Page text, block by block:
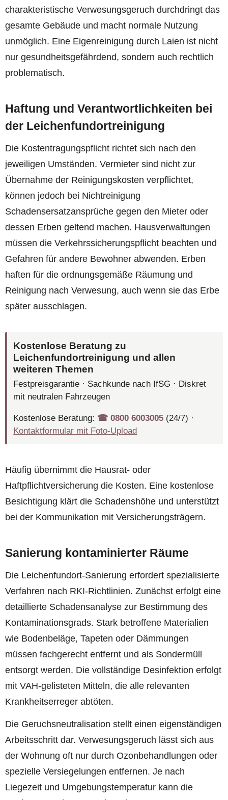
charakteristische Verwesungsgeruch durchdringt das
gesamte Gebäude und macht normale Nutzung
unmöglich. Eine Eigenreinigung durch Laien ist nicht
nur gesundheitsgefährdend, sondern auch rechtlich
problematisch.
Haftung und Verantwortlichkeiten bei
der Leichenfundortreinigung
Die Kostentragungspflicht richtet sich nach den
jeweiligen Umständen. Vermieter sind nicht zur
Übernahme der Reinigungskosten verpflichtet,
können jedoch bei Nichtreinigung
Schadensersatzansprüche gegen den Mieter oder
dessen Erben geltend machen. Hausverwaltungen
müssen die Verkehrssicherungspflicht beachten und
Gefahren für andere Bewohner abwenden. Erben
haften für die ordnungsgemäße Räumung und
Reinigung nach Verwesung, auch wenn sie das Erbe
später ausschlagen.
Kostenlose Beratung zu
Leichenfundortreinigung und allen
weiteren Themen
Festpreisgarantie · Sachkunde nach IfSG · Diskret
mit neutralen Fahrzeugen
Kostenlose Beratung: ☎︎ 0800 6003005 (24/7) ·
Kontaktformular mit Foto-Upload
Häufig übernimmt die Hausrat- oder
Haftpflichtversicherung die Kosten. Eine kostenlose
Besichtigung klärt die Schadenshöhe und unterstützt
bei der Kommunikation mit Versicherungsträgern.
Sanierung kontaminierter Räume
Die Leichenfundort-Sanierung erfordert spezialisierte
Verfahren nach RKI-Richtlinien. Zunächst erfolgt eine
detaillierte Schadensanalyse zur Bestimmung des
Kontaminationsgrads. Stark betroffene Materialien
wie Bodenbeläge, Tapeten oder Dämmungen
müssen fachgerecht entfernt und als Sondermüll
entsorgt werden. Die vollständige Desinfektion erfolgt
mit VAH-gelisteten Mitteln, die alle relevanten
Krankheitserreger abtöten.
Die Geruchsneutralisation stellt einen eigenständigen
Arbeitsschritt dar. Verwesungsgeruch lässt sich aus
der Wohnung oft nur durch Ozonbehandlungen oder
spezielle Versiegelungen entfernen. Je nach
Liegezeit und Umgebungstemperatur kann die